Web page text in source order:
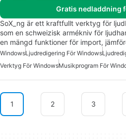
Gratis nedladdning
SoX_ng är ett kraftfullt verktyg för
som en schweizisk armékniv för
en mängd funktioner för import,
WindowsLjudredigering För Windows
Verktyg För WindowsMusikprogram För
1 2 3